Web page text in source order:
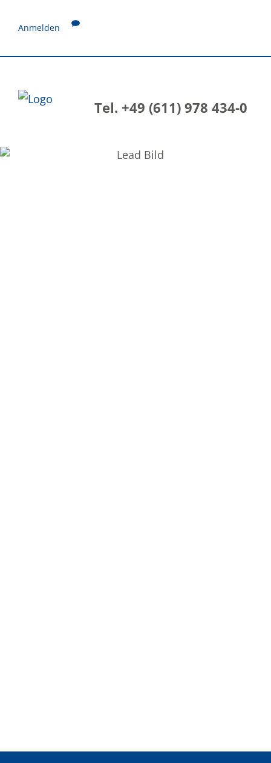
Anmelden
Tel. +49 (611) 978 434-0